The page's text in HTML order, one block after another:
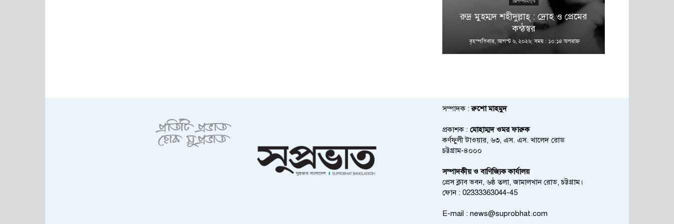
রুদ্র মুহম্মদ শহীদুল্লাহ্ : দ্রোহ ও প্রেমের
কন্ঠস্বর
বৃহস্পতিবার, আগস্ট ৬, ২০২৬; সময় : ১০:১৪ অপরাহ্ণ
সম্পাদক :রুশো মাহমুদ
প্রকাশক : মোহাম্মদ ওমর ফারুক
কর্ণফুলী টাওয়ার, ৬৩, এস. এস. খালেদ রোড
চট্টগ্রাম-৪০০০
সম্পাদকীয় ও বাণিজ্যিক কার্যালয়
প্রেস ক্লাব ভবন, ৬ষ্ঠ তলা, জামালখান রোড, চট্টগ্রাম।
ফোন : 02333363044-45
E-mail : news@suprobhat.com